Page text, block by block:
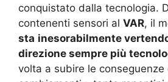
conquistato dalla tecnologia.
contenenti sensori al VAR, il
sta inesorabilmente
direzione sempre più
volta a subire le conseguenze